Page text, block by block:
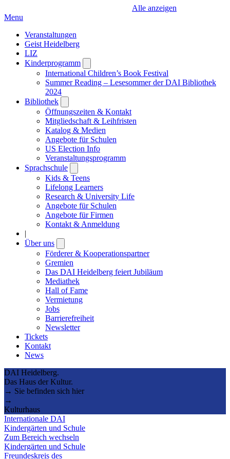
Alle anzeigen
Menu
Veranstaltungen
Geist Heidelberg
LIZ
Kinderprogramm
submenu
International Children’s Book Festival
Summer Reading – Lesesommer der DAI Bibliothek
2024
Bibliothek
submenu
Öffnungszeiten & Kontakt
Mitgliedschaft & Leihfristen
Katalog & Medien
Angebote für Schulen
US Election Info
Veranstaltungsprogramm
Sprachschule
submenu
Kids & Teens
Lifelong Learners
Research & University Life
Angebote für Schulen
Angebote für Firmen
Kontakt & Anmeldung
|
Über uns
submenu
Förderer & Kooperationspartner
Gremien
Das DAI Heidelberg feiert Jubiläum
Mediathek
Hall of Fame
Vermietung
Jobs
Barrierefreiheit
Newsletter
Tickets
Kontakt
News
DAI Heidelberg.
Das Haus der Kultur.
→ Sie befinden sich hier
→
Kulturhaus
Internationale DAI
Kindergärten und Schule
Zum Bereich wechseln
Kindergärten und Schule
Freundeskreis des